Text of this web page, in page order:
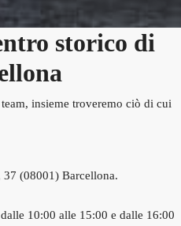
storico di
insieme troveremo ciò di cui
37 (08001) Barcellona.
10:00 alle 15:00 e dalle 16:00